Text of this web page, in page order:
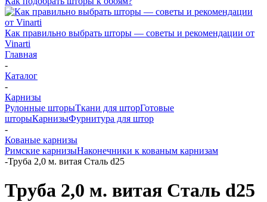
Как правильно выбрать шторы — советы и рекомендации от
Vinarti
Главная
-
Каталог
-
Карнизы
Рулонные шторыТкани для шторГотовые
шторыКарнизыФурнитура для штор
-
Кованые карнизы
Римские карнизыНаконечники к кованым карнизам
-Труба 2,0 м. витая Сталь d25
Труба 2,0 м. витая Сталь d25